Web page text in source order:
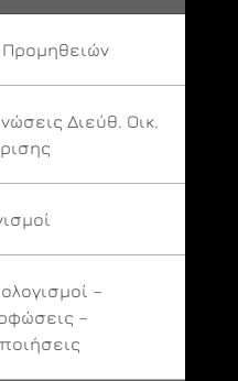
Διεύθ. Οικ.
–
–